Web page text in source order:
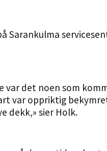
Sarankulma
var det noen som
var oppriktig
dekk,» sier Holk.